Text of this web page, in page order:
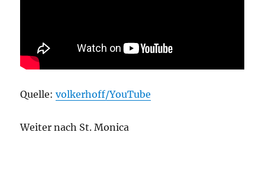
Quelle:volkerhoff/YouTube
Weiter nach St. Monica